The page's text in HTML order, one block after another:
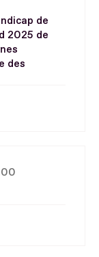
de
2025 de
des